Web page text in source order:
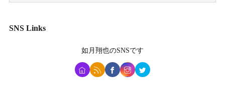
SNS Links
如月翔也のSNSです